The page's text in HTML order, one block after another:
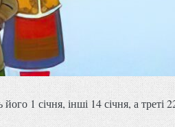
1 січня, інші 14 січня, а